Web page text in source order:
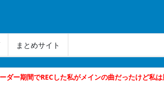
まとめサイト
ダー期間でRECした私がメインの曲だったけど私